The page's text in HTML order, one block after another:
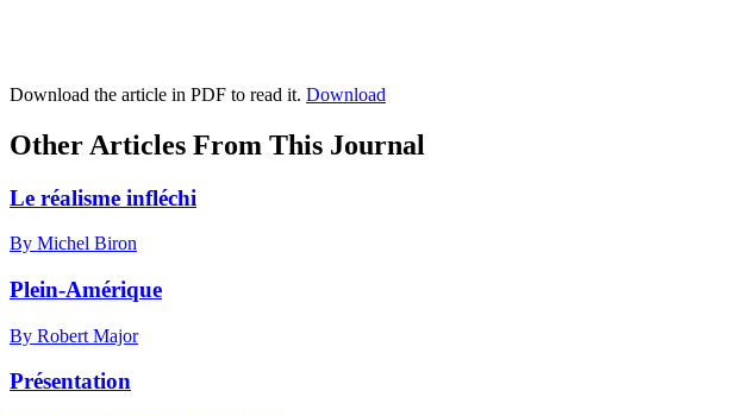
Download the article in PDF to read it. Download
Other Articles From This Journal
Le réalisme infléchi
By Michel Biron
Plein-Amérique
By Robert Major
Présentation